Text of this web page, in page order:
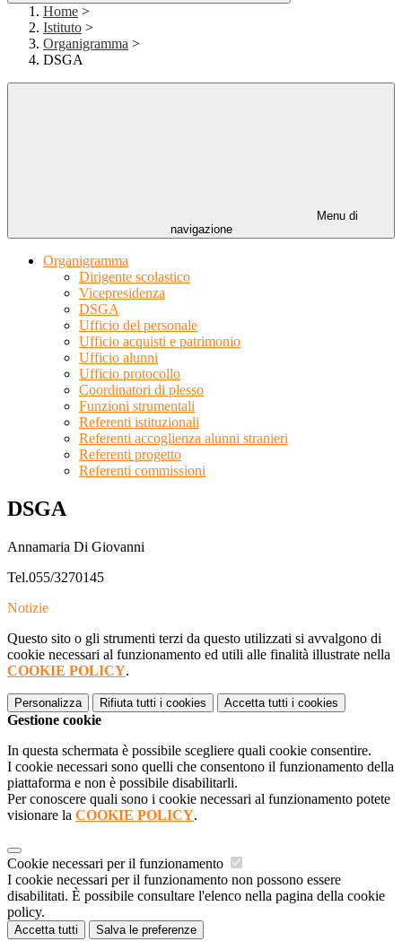
Home >
Istituto >
Organigramma >
DSGA
Menu di
navigazione
Organigramma
Dirigente scolastico
Vicepresidenza
DSGA
Ufficio del personale
Ufficio acquisti e patrimonio
Ufficio alunni
Ufficio protocollo
Coordinatori di plesso
Funzioni strumentali
Referenti istituzionali
Referenti accoglienza alunni stranieri
Referenti progetto
Referenti commissioni
DSGA
Annamaria Di Giovanni
Tel.055/3270145
Notizie
Questo sito o gli strumenti terzi da questo utilizzati si avvalgono di
cookie necessari al funzionamento ed utili alle finalità illustrate nella
COOKIE POLICY.
Personalizza Rifiuta tutti i cookies Accetta tutti i cookies
Gestione cookie
In questa schermata è possibile scegliere quali cookie consentire.
I cookie necessari sono quelli che consentono il funzionamento della
piattaforma e non è possibile disabilitarli.
Per conoscere quali sono i cookie necessari al funzionamento potete
visionare la COOKIE POLICY.
Cookie necessari per il funzionamento
I cookie necessari per il funzionamento non possono essere
disabilitati. È possibile consultare l'elenco nella pagina della cookie
policy.
Accetta tutti Salva le preferenze